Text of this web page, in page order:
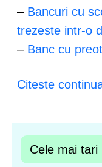
– Bancuri cu
trezeste intr-o
– Banc cu
Citeste
Cele mai tari